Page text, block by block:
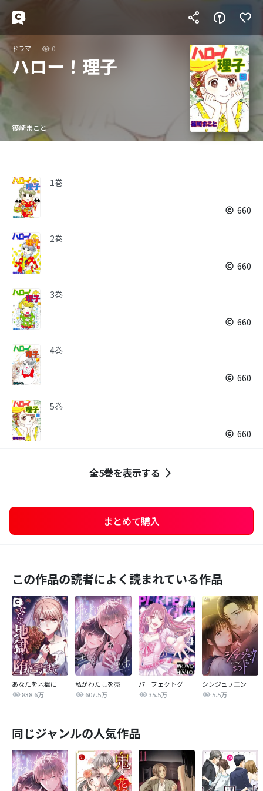
ドラマ 0
ハロー！理子
篠崎まこと
1巻
660
2巻
660
3巻
660
4巻
660
5巻
660
全5巻を表示する
まとめて購入
この作品の読者によく読まれている作品
あなたを地獄に堕とすまで
838.6万
私がわたしを売る理由
607.5万
パーフェクトグリッター
35.5万
シンジュウエンド【タテヨミ】
5.5万
同じジャンルの人気作品